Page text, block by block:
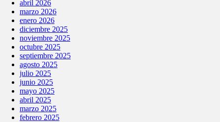
abril 2026
marzo 2026
enero 2026
diciembre 2025
noviembre 2025
octubre 2025
septiembre 2025
agosto 2025
julio 2025
junio 2025
mayo 2025
abril 2025
marzo 2025
febrero 2025